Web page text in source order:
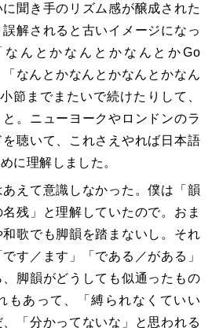
聞き手のリズム感が醸成された
解されると古いイメージになっ
んとかなんとかなんとかGo
なんとかなんとかなんとかなん
節までまたいで続けたりして、
。ニューヨークやロンドンのラ
聴いて、これさえやれば日本語
に理解しました。
えて意識しなかった。僕は「韻
残」と理解していたので。おま
歌でも脚韻を踏まないし。それ
す／ます」「である／がある」
脚韻がどうしても似通ったもの
もあって、「縛られなくていい
「分かってないな」と思われる